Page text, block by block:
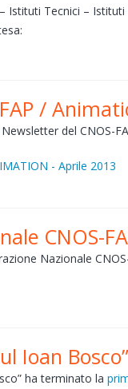
Istituti Tecnici –
/
del CNOS-
- Aprile 2013
CNOS-
Nazionale
Ioan
ha terminato la